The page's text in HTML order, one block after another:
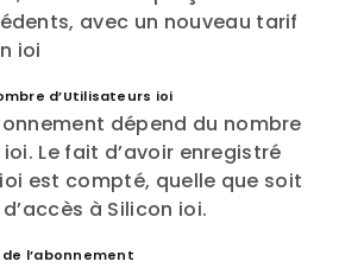
avec un nouveau tarif
ioi
d’Utilisateurs ioi
dépend du nombre
Le fait d’avoir enregistré
est compté, quelle que soit
à Silicon ioi.
l’abonnement